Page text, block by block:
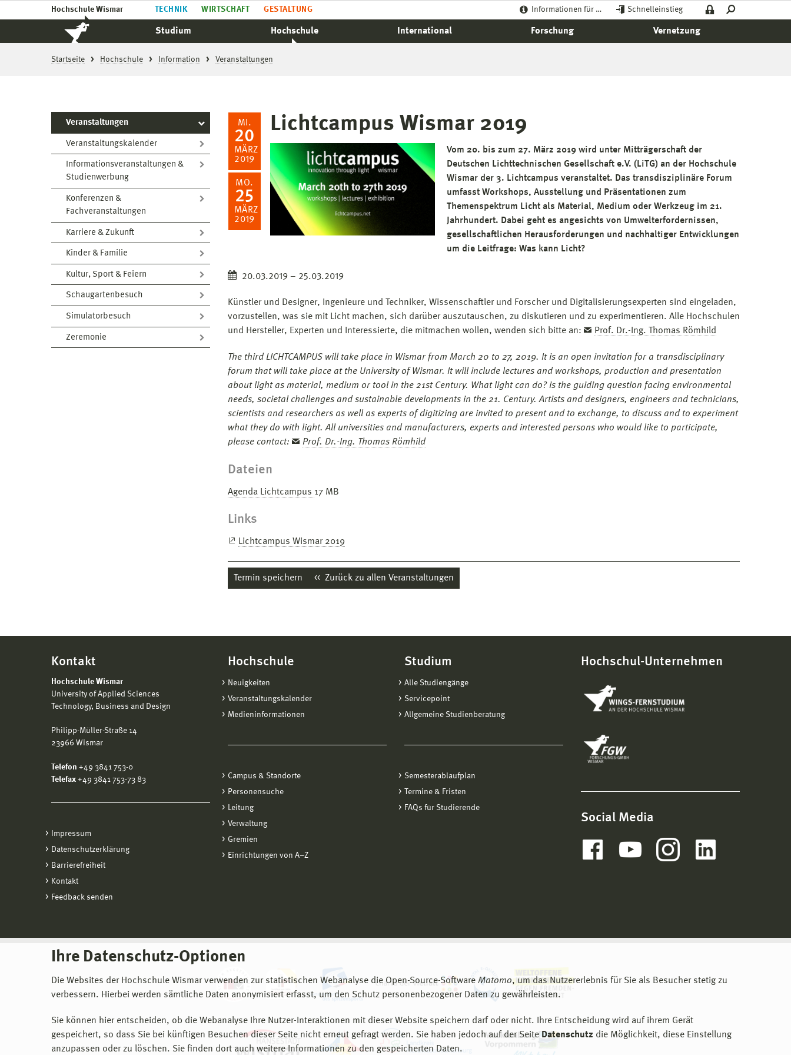
Hochschule Wismar TECHNIK WIRTSCHAFT GESTALTUNG Informationen für … Schnelleinstieg
Studium Hochschule International Forschung Vernetzung
Startseite Hochschule Information Veranstaltungen
Veranstaltungen
Veranstaltungskalender
Informationsveranstaltungen &
Studienwerbung
Konferenzen &
Fachveranstaltungen
Karriere & Zukunft
Kinder & Familie
Kultur, Sport & Feiern
Schaugartenbesuch
Simulatorbesuch
Zeremonie
Ihre Datenschutz-Optionen
Die Websites der Hochschule Wismar verwenden zur statistischen Webanalyse die Open-Source-Software Matomo, um das Nutzererlebnis für Sie als Besucher stetig zu
verbessern. Hierbei werden sämtliche Daten anonymisiert erfasst, um den Schutz personenbezogener Daten zu gewährleisten.
Sie können hier entscheiden, ob die Webanalyse Ihre Nutzer-Interaktionen mit dieser Website speichern darf oder nicht. Ihre Entscheidung wird auf ihrem Gerät
gespeichert, so dass Sie bei künftigen Besuchen dieser Seite nicht erneut gefragt werden. Sie haben jedoch auf der Seite Datenschutz die Möglichkeit, diese Einstellung
anzupassen oder zu löschen. Sie finden dort auch weitere Informationen zu den gespeicherten Daten.
MI.
20
MÄRZ
2019
MO.
25
MÄRZ
2019
Lichtcampus Wismar 2019
Vom 20. bis zum 27. März 2019 wird unter Mitträgerschaft der
Deutschen Lichttechnischen Gesellschaft e.V. (LiTG) an der Hochschule
Wismar der 3. Lichtcampus veranstaltet. Das transdisziplinäre Forum
umfasst Workshops, Ausstellung und Präsentationen zum
Themenspektrum Licht als Material, Medium oder Werkzeug im 21.
Jahrhundert. Dabei geht es angesichts von Umwelterfordernissen,
gesellschaftlichen Herausforderungen und nachhaltiger Entwicklungen
um die Leitfrage: Was kann Licht?
20.03.2019 – 25.03.2019
Künstler und Designer, Ingenieure und Techniker, Wissenschaftler und Forscher und Digitalisierungsexperten sind eingeladen,
vorzustellen, was sie mit Licht machen, sich darüber auszutauschen, zu diskutieren und zu experimentieren. Alle Hochschulen
und Hersteller, Experten und Interessierte, die mitmachen wollen, wenden sich bitte an:
Prof. Dr.-Ing. Thomas Römhild
The third LICHTCAMPUS will take place in Wismar from March 20 to 27, 2019. It is an open invitation for a transdisciplinary
forum that will take place at the University of Wismar. It will include lectures and workshops, production and presentation
about light as material, medium or tool in the 21st Century. What light can do? is the guiding question facing environmental
needs, societal challenges and sustainable developments in the 21. Century. Artists and designers, engineers and technicians,
scientists and researchers as well as experts of digitizing are invited to present and to exchange, to discuss and to experiment
what they do with light. All universities and manufacturers, experts and interested persons who would like to participate,
please contact:
Prof. Dr.-Ing. Thomas Römhild
Dateien
Agenda Lichtcampus 17 MB
Links
Lichtcampus Wismar 2019
Termin speichern Zurück zu allen Veranstaltungen
Kontakt
Hochschule Wismar
University of Applied Sciences
Technology, Business and Design
Philipp-Müller-Straße 14
23966 Wismar
Telefon +49 3841 753-0
Telefax +49 3841 753-73 83
Impressum
Datenschutzerklärung
Barrierefreiheit
Kontakt
Feedback senden
Hochschule
Neuigkeiten
Veranstaltungskalender
Medieninformationen
Campus & Standorte
Personensuche
Leitung
Verwaltung
Gremien
Einrichtungen von A−Z
Studium
Alle Studiengänge
Servicepoint
Allgemeine Studienberatung
Semesterablaufplan
Termine & Fristen
FAQs für Studierende
Hochschul-Unternehmen
Social Media